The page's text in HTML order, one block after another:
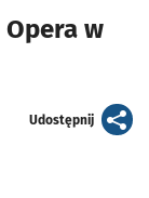
w
Udostępnijartykuł